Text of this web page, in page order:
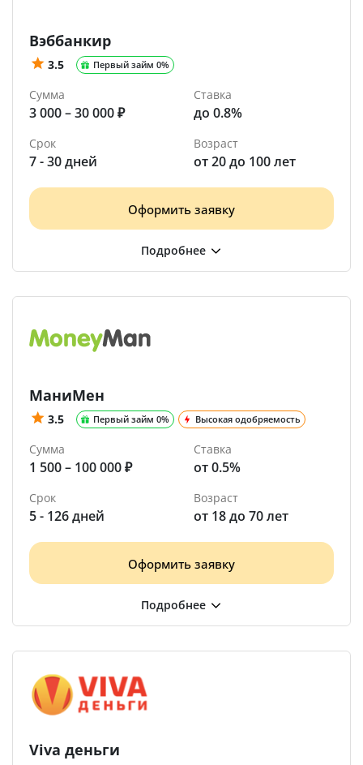
Вэббанкир
3.5 Первый займ 0%
Сумма
3 000 – 30 000 ₽
Ставка
до 0.8%
Срок
7 - 30 дней
Возраст
от 20 до 100 лет
Оформить заявку
МаниМен
3.5 Первый займ 0% Высокая одобряемость
Сумма
1 500 – 100 000 ₽
Ставка
от 0.5%
Срок
5 - 126 дней
Возраст
от 18 до 70 лет
Оформить заявку
Viva деньги